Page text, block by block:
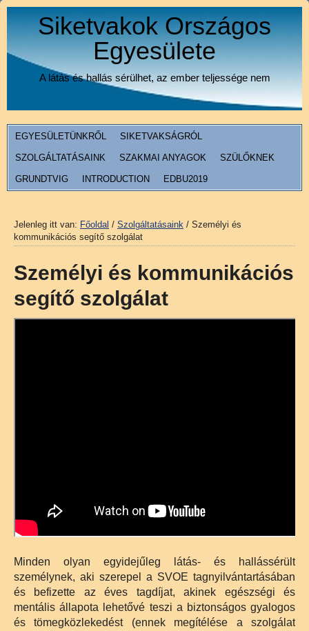
Siketvakok Országos
Egyesülete
A látás és hallás sérülhet, az ember teljessége nem
EGYESÜLETÜNKRŐL SIKETVAKSÁGRÓL
SZOLGÁLTATÁSAINK SZAKMAI ANYAGOK SZÜLŐKNEK
GRUNDTVIG INTRODUCTION EDBU2019
Jelenleg itt van: Főoldal / Szolgáltatásaink / Személyi és
kommunikációs segítő szolgálat
Személyi és kommunikációs
segítő szolgálat
Minden olyan egyidejűleg látás- és hallássérült
személynek, aki szerepel a SVOE tagnyilvántartásában
és befizette az éves tagdíjat, akinek egészségi és
mentális állapota lehetővé teszi a biztonságos gyalogos
és tömegközlekedést (ennek megítélése a szolgálat